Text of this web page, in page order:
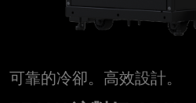
可靠的冷卻。高效設計。